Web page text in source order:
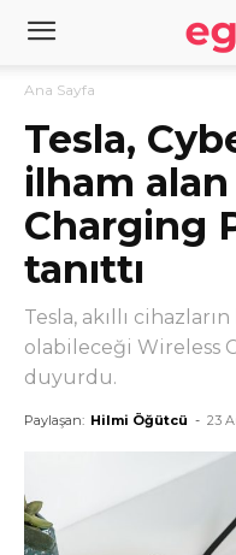
Ana Sayfa
Tesla,
ilham
Charging
tanıttı
Tesla, akıllı
olabileceği Wireless
duyurdu.
Paylaşan: Hilmi Öğütcü - 23